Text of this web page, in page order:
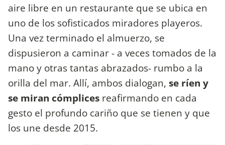
aire libre en un restaurante que se ubica en
uno de los sofisticados miradores playeros.
Una vez terminado el almuerzo, se
dispusieron a caminar - a veces tomados de la
mano y otras tantas abrazados- rumbo a la
orilla del mar. Allí, ambos dialogan, se ríen y
se miran cómplices reafirmando en cada
gesto el profundo cariño que se tienen y que
los une desde 2015.